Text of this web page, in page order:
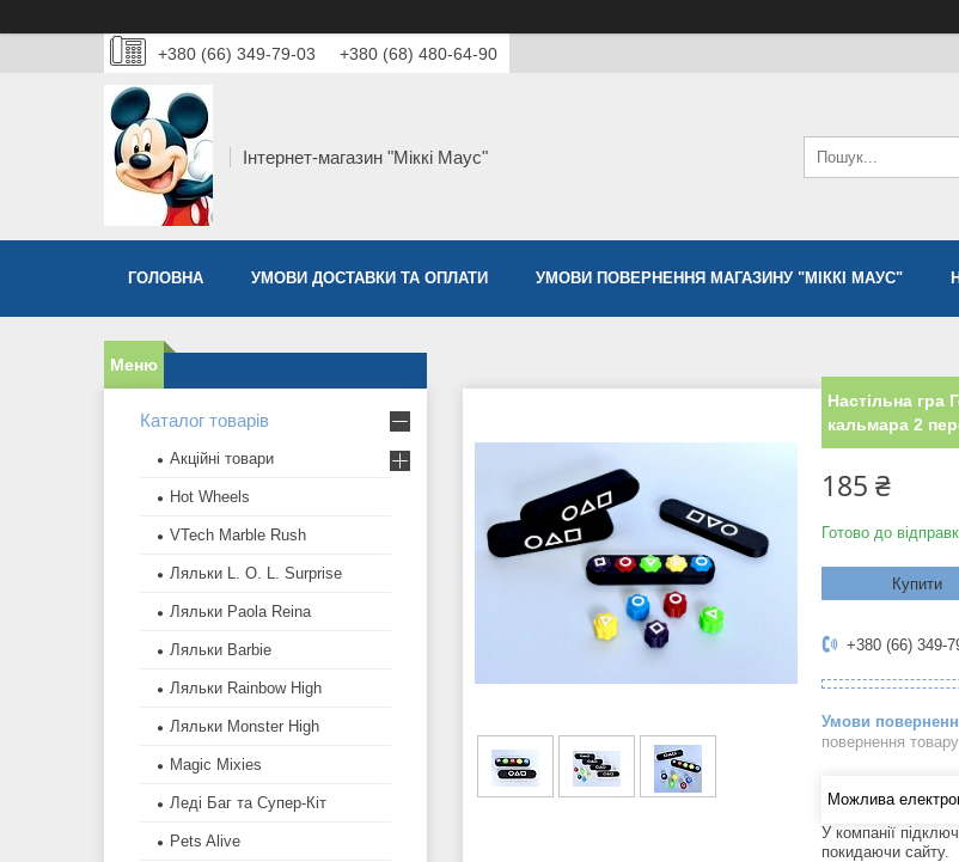
+380 (66) 349-79-03 +380 (68) 480-64-90
Інтернет-магазин "Міккі Маус"
ГОЛОВНА УМОВИ ДОСТАВКИ ТА ОПЛАТИ УМОВИ ПОВЕРНЕННЯ МАГАЗИНУ "МІККІ МАУС"
Настільна гра
кальмара 2
185 ₴
Готово до
Купити
+380 (66) 349-
повернення
У компанії
покидаючи сайту.
Каталог товарів
Акційні товари
Hot Wheels
VTech Marble Rush
Ляльки L. O. L. Surprise
Ляльки Paola Reina
Ляльки Barbie
Ляльки Rainbow High
Ляльки Monster High
Magic Mixies
Леді Баг та Супер-Кіт
Pets Alive